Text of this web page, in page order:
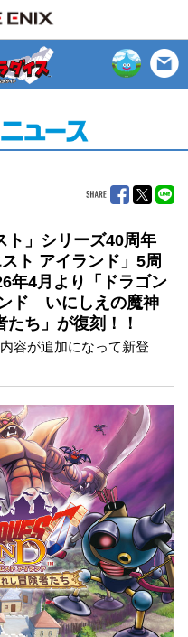
ト」シリーズ40周年
ト アイランド」5周
年4月より「ドラゴン
ド いにしえの魔神
たち」が復刻！！
容が追加になって新登